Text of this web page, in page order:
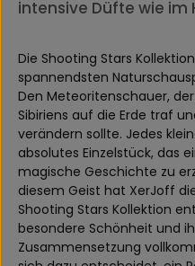
intensive Düfte wie im
Die Shooting Stars
spannendsten
Den Meteoritenschauer,
Sibiriens auf die Erde traf
verändern sollte. Jedes
absolutes Einzelstück, das
magische Geschichte zu
diesem Geist hat XerJoff
Shooting Stars Kollektion
besondere Schönheit und
Zusammensetzung